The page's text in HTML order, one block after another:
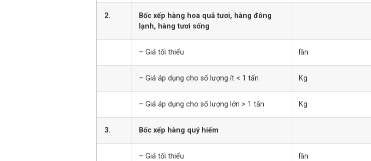
2.
Bốc xếp hàng hoa quả tươi, hàng đông
lạnh, hàng tươi sống
– Giá tối thiểu lần
– Giá áp dụng cho số lượng ít < 1 tấn Kg
– Giá áp dụng cho số lượng lớn > 1 tấn Kg
3. Bốc xếp hàng quý hiếm
– Giá tối thiểu lần